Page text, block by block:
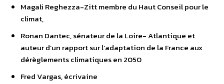
Magali Reghezza-Zitt membre du Haut Conseil pour le
climat,
Ronan Dantec, sénateur de la Loire- Atlantique et
auteur d’un rapport sur l’adaptation de la France aux
dérèglements climatiques en 2050
Fred Vargas, écrivaine